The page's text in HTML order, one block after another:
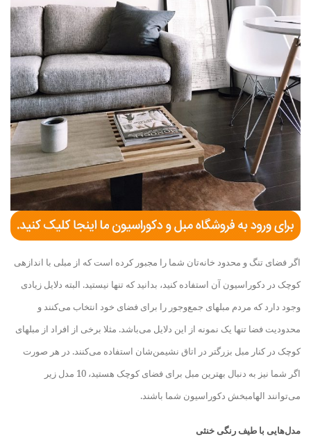
اگر فضای تنگ و محدود خانه‌تان شما را مجبور کرده‌ است که از مبلی با اندازهی
کوچک در دکوراسیون آن استفاده کنید، بدانید که تنها نیستید. البته دلایل زیادی
وجود دارد که مردم مبلهای جمع‌وجور را برای فضای خود انتخاب می‌کنند و
محدودیت فضا تنها یک نمونه از این دلایل می‌باشد. مثلا برخی از افراد از مبلهای
کوچک در کنار مبل بزرگتر در اتاق نشیمن‌شان استفاده می‌کنند. در هر صورت
اگر شما نیز به دنبال بهترین مبل برای فضای کوچک هستید، 10 مدل زیر
می‌توانند الهامبخش دکوراسیون شما باشند.
مدل‌هایی با طیف رنگی خنثی